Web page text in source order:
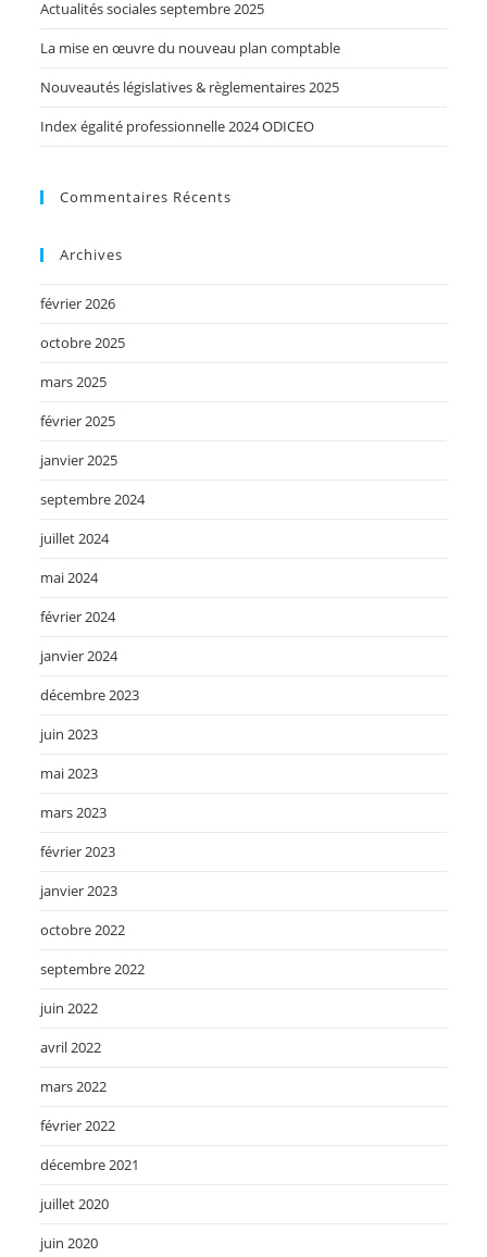
Actualités sociales septembre 2025
La mise en œuvre du nouveau plan comptable
Nouveautés législatives & règlementaires 2025
Index égalité professionnelle 2024 ODICEO
Commentaires Récents
Archives
février 2026
octobre 2025
mars 2025
février 2025
janvier 2025
septembre 2024
juillet 2024
mai 2024
février 2024
janvier 2024
décembre 2023
juin 2023
mai 2023
mars 2023
février 2023
janvier 2023
octobre 2022
septembre 2022
juin 2022
avril 2022
mars 2022
février 2022
décembre 2021
juillet 2020
juin 2020